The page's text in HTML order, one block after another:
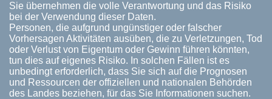
Sie übernehmen die volle Verantwortung und das Risiko
bei der Verwendung dieser Daten.
Personen, die aufgrund ungünstiger oder falscher
Vorhersagen Aktivitäten ausüben, die zu Verletzungen, Tod
oder Verlust von Eigentum oder Gewinn führen könnten,
tun dies auf eigenes Risiko. In solchen Fällen ist es
unbedingt erforderlich, dass Sie sich auf die Prognosen
und Ressourcen der offiziellen und nationalen Behörden
des Landes beziehen, für das Sie Informationen suchen.